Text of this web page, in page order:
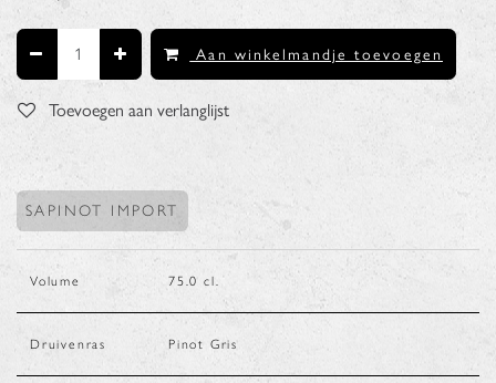
Aan winkelmandje toevoegen
Toevoegen aan verlanglijst
SAPINOT IMPORT
Volume 75.0 cl.
Druivenras Pinot Gris